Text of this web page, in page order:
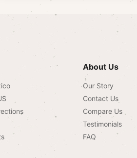
About Us
Our Story
Contact Us
Compare Us
Testimonials
FAQ